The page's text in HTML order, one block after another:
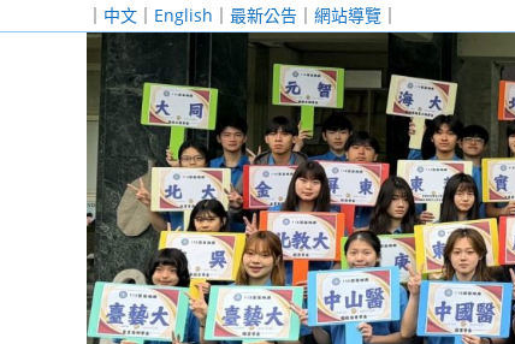
｜ 中文 ｜ English ｜ 最新公告 ｜ 網站導覽 ｜